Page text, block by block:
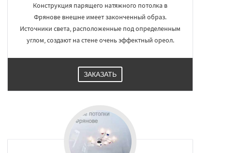
Конструкция парящего натяжного потолка в
Фрянове внешне имеет законченный образ.
Источники света, расположенные под определенным
углом, создают на стене очень эффектный ореол.
ЗАКАЗАТЬ